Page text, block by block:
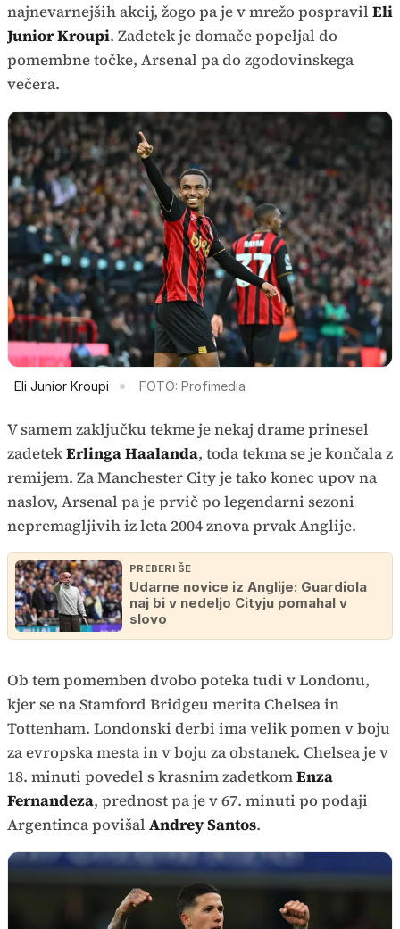
najnevarnejših akcij, žogo pa je v mrežo pospravil Eli
Junior Kroupi. Zadetek je domače popeljal do
pomembne točke, Arsenal pa do zgodovinskega
večera.
Eli Junior Kroupi FOTO: Profimedia
V samem zaključku tekme je nekaj drame prinesel
zadetekErlinga Haalanda, toda tekma se je končala z
remijem. Za Manchester City je tako konec upov na
naslov, Arsenal pa je prvič po legendarni sezoni
nepremagljivih iz leta 2004 znova prvak Anglije.
PREBERI ŠE
Udarne novice iz Anglije: Guardiola
naj bi v nedeljo Cityju pomahal v
slovo
Ob tem pomemben dvobo poteka tudi v Londonu,
kjer se na Stamford Bridgeu merita Chelsea in
Tottenham. Londonski derbi ima velik pomen v boju
za evropska mesta in v boju za obstanek. Chelsea je v
18. minuti povedel s krasnim zadetkomEnza
Fernandeza, prednost pa je v 67. minuti po podaji
Argentinca povišal Andrey Santos.